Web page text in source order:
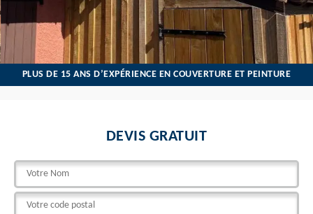
PLUS DE 15 ANS D’EXPÉRIENCE EN COUVERTURE ET PEINTURE
DEVIS GRATUIT